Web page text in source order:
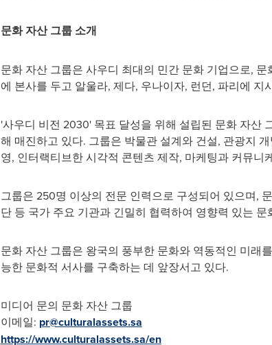
문화 자산 그룹 소개
문화 자산 그룹은 사우디 최대의 민간 문화 기업으로,
에 본사를 두고 알울라, 제다, 우나이자, 런던, 파리에
'사우디 비전 2030' 목표 달성을 위해 설립된 문화 자산
해 매진하고 있다. 그룹은 박물관 설계와 건설, 관광지
영, 인터랙티브한 시각적 콘텐츠 제작, 마케팅과 커뮤
그룹은 250명 이상의 전문 인력으로 구성되어 있으며,
단 등 국가 주요 기관과 긴밀히 협력하여 영향력 있는
문화 자산 그룹은 왕국의 풍부한 문화와 역동적인 미래
능한 문화적 서사를 구축하는 데 앞장서고 있다.
미디어 문의 문화 자산 그룹
이메일: pr@culturalassets.sa
https://www.culturalassets.sa/en